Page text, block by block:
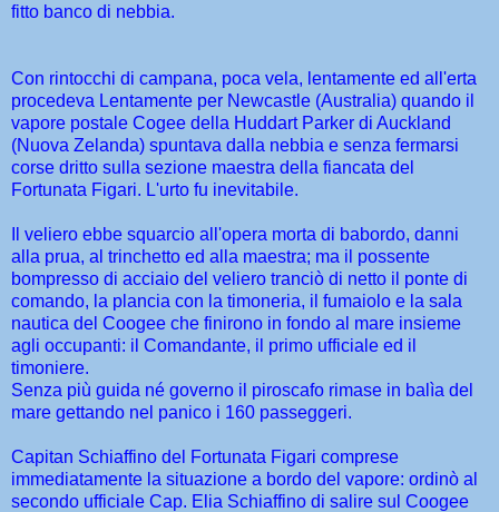
fitto banco di nebbia.
Con rintocchi di campana, poca vela, lentamente ed all'erta
procedeva Lentamente per Newcastle (Australia) quando il
vapore postale Cogee della Huddart Parker di Auckland
(Nuova Zelanda) spuntava dalla nebbia e senza fermarsi
corse dritto sulla sezione maestra della fiancata del
Fortunata Figari. L'urto fu inevitabile.
Il veliero ebbe squarcio all'opera morta di babordo, danni
alla prua, al trinchetto ed alla maestra; ma il possente
bompresso di acciaio del veliero tranciò di netto il ponte di
comando, la plancia con la timoneria, il fumaiolo e la sala
nautica del Coogee che finirono in fondo al mare insieme
agli occupanti: il Comandante, il primo ufficiale ed il
timoniere.
Senza più guida né governo il piroscafo rimase in balìa del
mare gettando nel panico i 160 passeggeri.
Capitan Schiaffino del Fortunata Figari comprese
immediatamente la situazione a bordo del vapore: ordinò al
secondo ufficiale Cap. Elia Schiaffino di salire sul Coogee